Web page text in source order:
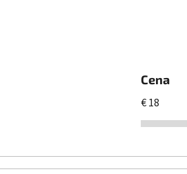
Cena
€18